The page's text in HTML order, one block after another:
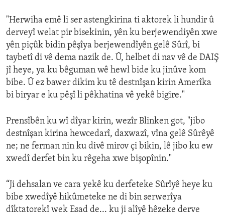
"Herwiha emê li ser astengkirina ti aktorek li hundir û
derveyî welat pir bisekinin, yên ku berjewendiyên xwe
yên piçûk bidin pêşîya berjewendîyên gelê Sûrî, bi
taybetî di vê dema nazik de. Û, helbet di nav vê de DAIŞ
jî heye, ya ku bêguman wê hewl bide ku jinûve kom
bibe. Û ez bawer dikim ku tê destnîşan kirin Amerîka
bi biryar e ku pêşî li pêkhatina vê yekê bigire."
Prensîbên ku wî dîyar kirin, wezîr Blinken got, "jibo
destnîşan kirina hewcedarî, daxwazî, vîna gelê Sûrêyê
ne; ne ferman nin ku divê mirov çi bikin, lê jibo ku ew
xwedî derfet bin ku rêgeha xwe bişopînin."
“Ji dehsalan ve cara yekê ku derfeteke Sûrîyê heye ku
bibe xwedîyê hikûmeteke ne di bin serwerîya
dîktatorekî wek Esad de... ku ji alîyê hêzeke derve